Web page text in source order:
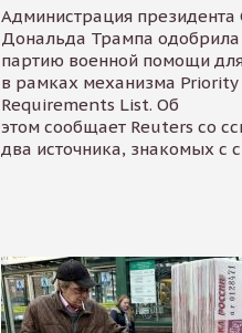
Администрация
Дональда Трампа
партию военной помощи
в рамках механизма
Requirements List. Об
этом сообщает Reuters со
два источника, знакомых с